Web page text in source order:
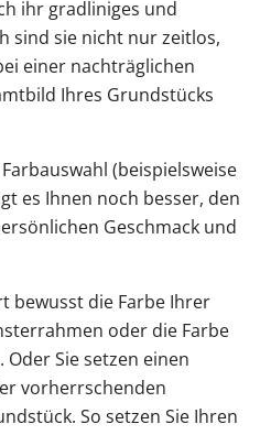
ihr gradliniges und
sind sie nicht nur zeitlos,
einer nachträglichen
Ihres Grundstücks
(beispielsweise
es Ihnen noch besser, den
Geschmack und
bewusst die Farbe Ihrer
oder die Farbe
Sie setzen einen
vorherrschenden
So setzen Sie Ihren